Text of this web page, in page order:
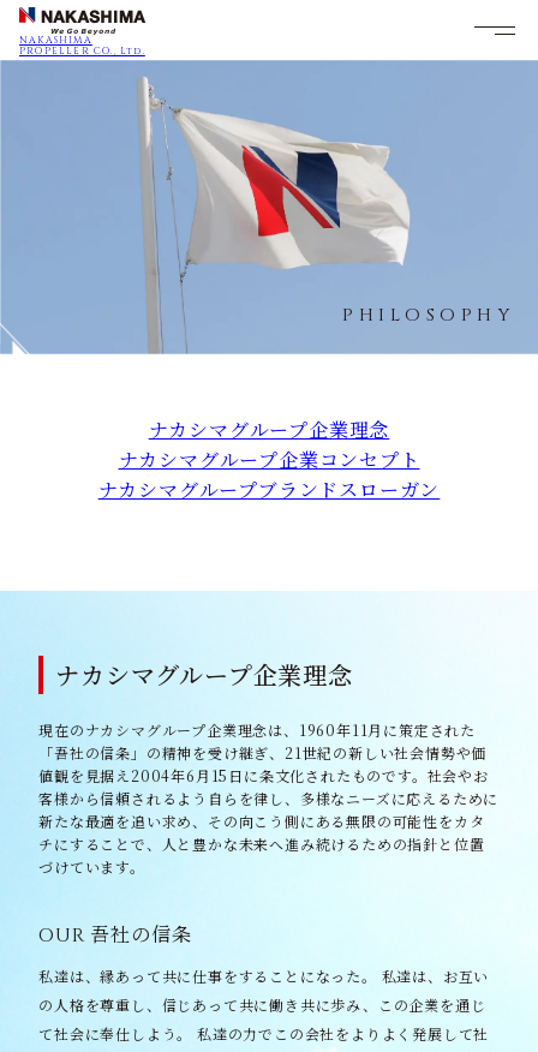
NAKASHIMA
PROPELLER CO., Ltd.
PHILOSOPHY
ナカシマグループ企業理念
ナカシマグループ企業コンセプト
ナカシマグループブランドスローガン
ナカシマグループ企業理念
現在のナカシマグループ企業理念は、1960年11月に策定された
「吾社の信条」の精神を受け継ぎ、21世紀の新しい社会情勢や価
値観を見据え2004年6月15日に条文化されたものです。社会やお
客様から信頼されるよう自らを律し、多様なニーズに応えるために
新たな最適を追い求め、その向こう側にある無限の可能性をカタ
チにすることで、人と豊かな未来へ進み続けるための指針と位置
づけています。
OUR 吾社の信条
私達は、縁あって共に仕事をすることになった。
私達は、お互い
の人格を尊重し、信じあって共に働き共に歩み、この企業を通じ
て社会に奉仕しよう。
私達の力でこの会社をよりよく発展して社